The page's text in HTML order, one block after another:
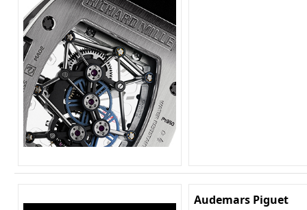
Audemars Piguet